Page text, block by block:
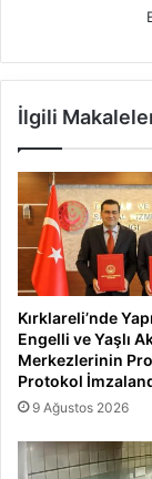
İlgili
Kırklareli’nde
Engelli ve Yaşlı
Merkezlerinin
Protokol
9 Ağustos 2026